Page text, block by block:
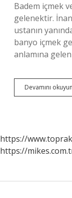
Badem içmek
gelenektir.
ustanın
banyo içmek
anlamına
Devamını okuyun
https://
https://